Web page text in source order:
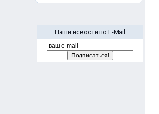
Наши новости по E-Mail